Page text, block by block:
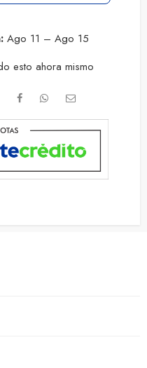
Ago 11 – Ago 15
esto ahora mismo